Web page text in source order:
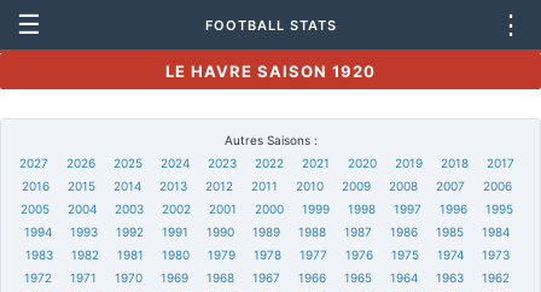
☰ FOOTBALL STATS ⋮
LE HAVRE SAISON 1920
Autres Saisons :
2027
2026 2025 2024 2023 2022 2021 2020 2019 2018
2017
2016
2015 2014 2013 2012 2011 2010 2009 2008 2007
2006
2005
2004 2003 2002 2001 2000 1999 1998 1997 1996
1995
1994
1993 1992 1991 1990 1989 1988 1987 1986 1985
1984
1983
1982 1981 1980 1979 1978 1977 1976 1975 1974
1973
1972
1971 1970 1969 1968 1967 1966 1965 1964 1963
1962